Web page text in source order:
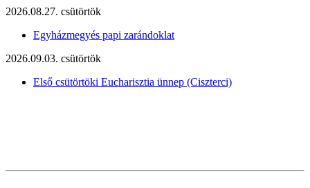
2026.08.27. csütörtök
Egyházmegyés papi zarándoklat
2026.09.03. csütörtök
Első csütörtöki Eucharisztia ünnep (Ciszterci)